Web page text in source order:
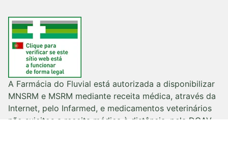
A Farmácia do Fluvial está autorizada a disponibilizar
MNSRM e MSRM mediante receita médica, através da
Internet, pelo Infarmed, e medicamentos veterinários
não sujeitos a receita médica à distância, pela DGAV